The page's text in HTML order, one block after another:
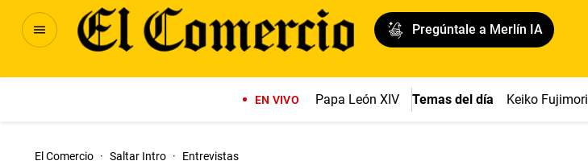
Pregúntale a Merlín IA
EN VIVO Papa León XIV Temas del día Keiko Fujimori
El Comercio · Saltar Intro · Entrevistas